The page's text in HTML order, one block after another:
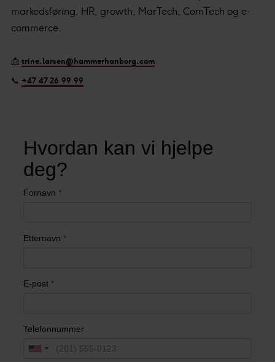
markedsføring, HR, growth, MarTech, ComTech og e-
commerce.
📩 trine.larsen@hammerhanborg.com
📞 +47 47 26 99 99